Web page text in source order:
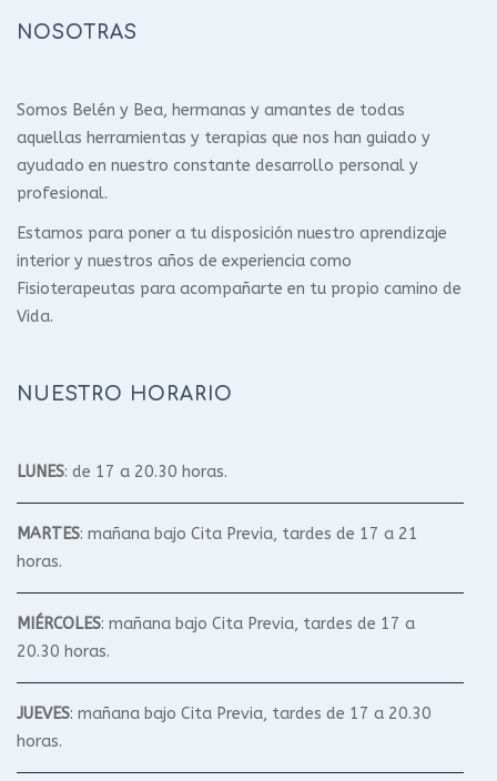
NOSOTRAS
Somos Belén y Bea, hermanas y amantes de todas
aquellas herramientas y terapias que nos han guiado y
ayudado en nuestro constante desarrollo personal y
profesional.
Estamos para poner a tu disposición nuestro aprendizaje
interior y nuestros años de experiencia como
Fisioterapeutas para acompañarte en tu propio camino de
Vida.
NUESTRO HORARIO
LUNES: de 17 a 20.30 horas.
MARTES: mañana bajo Cita Previa, tardes de 17 a 21
horas.
MIÉRCOLES: mañana bajo Cita Previa, tardes de 17 a
20.30 horas.
JUEVES: mañana bajo Cita Previa, tardes de 17 a 20.30
horas.